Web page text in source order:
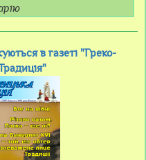
в газеті "Греко-